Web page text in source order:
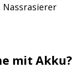
Nassrasierer
mit Akku?